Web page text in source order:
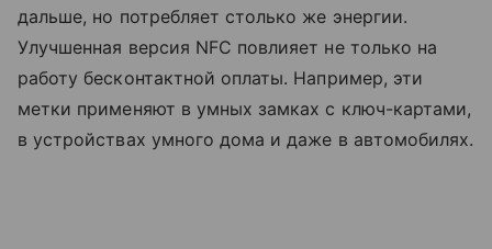
дальше, но потребляет столько же энергии.
Улучшенная версия NFC повлияет не только на
работу бесконтактной оплаты. Например, эти
метки применяют в умных замках с ключ-картами,
в устройствах умного дома и даже в автомобилях.